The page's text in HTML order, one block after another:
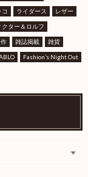
ライダース レザー
クター＆ロルフ
雑誌掲載 雑貨
Fashion’s Night Out